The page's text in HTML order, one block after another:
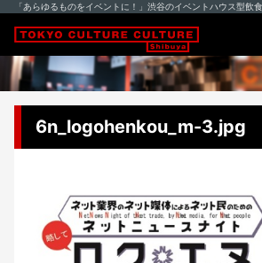
「あらゆるものをイベントに！」渋谷のイベントハウス型飲
6n_logohenkou_m-3.jpg